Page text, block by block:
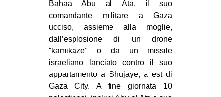
CULTURE
ARTE
CINEMA
MANIFESTI
RECENSIONI
Bahaa Abu al Ata, il suo
comandante militare a Gaza
ucciso, assieme alla moglie,
dall’esplosione di un drone
“kamikaze” o da un missile
israeliano lanciato contro il suo
appartamento a Shujaye, a est di
Gaza City. A fine giornata 10